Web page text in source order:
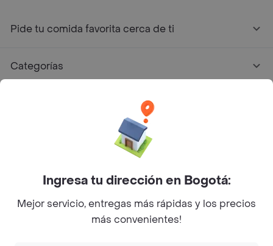
Pide tu comida favorita cerca de ti
Categorías
Facebook
Twitter
Instagram
©2026Rappi Inc. All rights reserved.
Ingresa tu dirección en Bogotá:
Mejor servicio, entregas más rápidas y los precios
más convenientes!